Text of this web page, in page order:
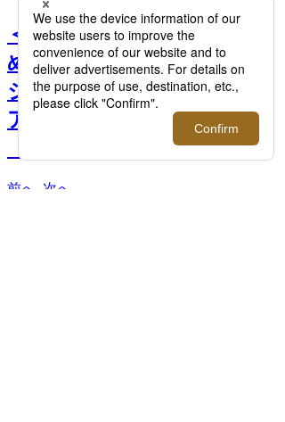
＜プラダ＞｜先行商品はじ
めユニークな新作パッケー
ジが登場するメンズポップ
アップストアがオープン！
【5月26日更新】 >>
前へ
次へ